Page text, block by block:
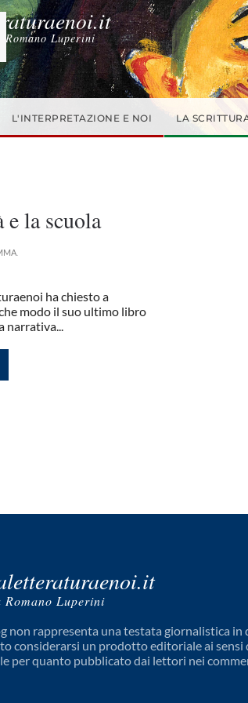
Romano Luperini
L'INTERPRETAZIONE E NOI LA
e la scuola
ha chiesto a
modo il suo ultimo libro
narrativa...
Romano Luperini
non rappresenta una testata giornalistica
considerarsi un prodotto editoriale ai sensi
per quanto pubblicato dai lettori nei